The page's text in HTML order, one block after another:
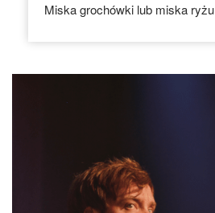
Miska grochówki lub miska ryżu